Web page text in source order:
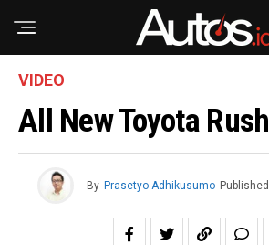
VIDEO
All New Toyota Rush
By Prasetyo Adhikusumo Published